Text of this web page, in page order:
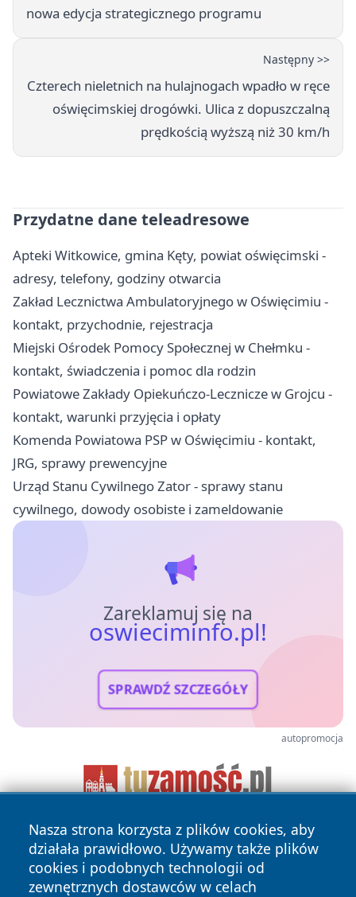
nowa edycja strategicznego programu
Następny >>
Czterech nieletnich na hulajnogach wpadło w ręce
oświęcimskiej drogówki. Ulica z dopuszczalną
prędkością wyższą niż 30 km/h
Przydatne dane teleadresowe
Apteki Witkowice, gmina Kęty, powiat oświęcimski -
adresy, telefony, godziny otwarcia
Zakład Lecznictwa Ambulatoryjnego w Oświęcimiu -
kontakt, przychodnie, rejestracja
Miejski Ośrodek Pomocy Społecznej w Chełmku -
kontakt, świadczenia i pomoc dla rodzin
Powiatowe Zakłady Opiekuńczo-Lecznicze w Grojcu -
kontakt, warunki przyjęcia i opłaty
Komenda Powiatowa PSP w Oświęcimiu - kontakt,
JRG, sprawy prewencyjne
Urząd Stanu Cywilnego Zator - sprawy stanu
cywilnego, dowody osobiste i zameldowanie
Zareklamuj się na
oswieciminfo.pl!
SPRAWDŹ SZCZEGÓŁY
autopromocja
Nasza strona korzysta z plików cookies, aby
działała prawidłowo. Używamy także plików
cookies i podobnych technologii od
zewnętrznych dostawców w celach